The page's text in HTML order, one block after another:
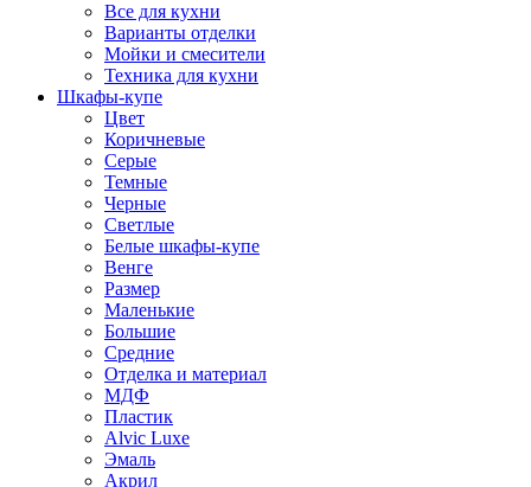
Все для кухни
Варианты отделки
Мойки и смесители
Техника для кухни
Шкафы-купе
Цвет
Коричневые
Серые
Темные
Черные
Светлые
Белые шкафы-купе
Венге
Размер
Маленькие
Большие
Средние
Отделка и материал
МДФ
Пластик
Alvic Luxe
Эмаль
Акрил